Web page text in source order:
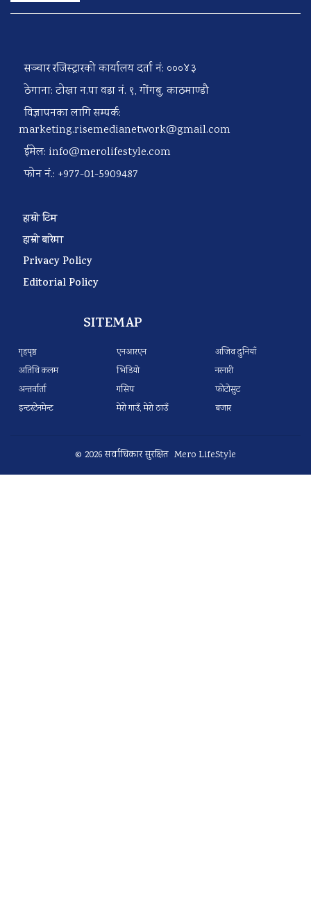
सञ्चार रजिस्ट्रारको कार्यालय दर्ता नं: ०००४३
ठेगाना: टोखा न.पा वडा नं. ९, गोंगबु, काठमाण्डौ
विज्ञापनका लागि सम्पर्क:
marketing.risemedianetwork@gmail.com
ईमेल: info@merolifestyle.com
फोन नं.: +977-01-5909487
हाम्रो टिम
हाम्रो बारेमा
Privacy Policy
Editorial Policy
SITEMAP
गृहपृष्ठ
अतिथि कलम
अन्तर्वार्ता
इन्टरटेनमेन्ट
एनआरएन
भिडियो
गसिप
मेरो गाउँ, मेरो ठाउँ
अजिव दुनियाँ
नरनारी
फोटोसुट
बजार
© 2026 सर्वाधिकार सुरक्षित Mero LifeStyle